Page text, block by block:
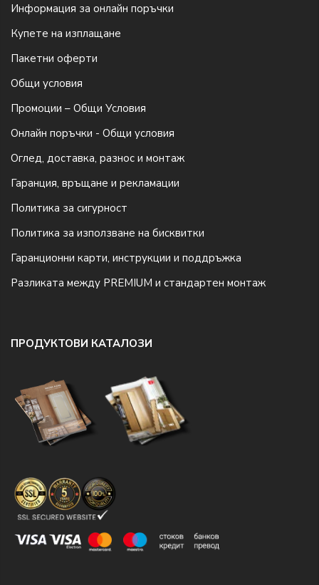
Информация за онлайн поръчки
Купете на изплащане
Пакетни оферти
Общи условия
Промоции – Общи Условия
Онлайн поръчки - Общи условия
Оглед, доставка, разнос и монтаж
Гаранция, връщане и рекламации
Политика за сигурност
Политика за използване на бисквитки
Гаранционни карти, инструкции и поддръжка
Разликата между PREMIUM и стандартен монтаж
ПРОДУКТОВИ КАТАЛОЗИ